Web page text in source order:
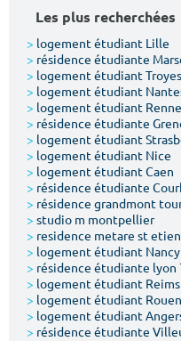
Votre date d'entrée
Les plus recherchées
> logement étudiant Lille
> résidence étudiante
> logement étudiant Troyes
> logement étudiant
> logement étudiant
> résidence étudiante
> logement étudiant
> logement étudiant Nice
> logement étudiant Caen
> résidence étudiante
> résidence grandmont
> studio m montpellier
> residence metare st
> logement étudiant Nancy
> résidence étudiante lyon
> logement étudiant Reims
> logement étudiant Rouen
> logement étudiant
> résidence étudiante